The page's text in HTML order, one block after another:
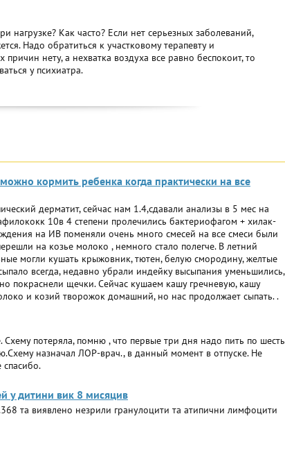
нагрузке? Как часто? Если нет серьезных заболеваний,
Надо обратиться к участковому терапевту и
причин нету, а нехватка воздуха все равно беспокоит, то
у психиатра.
кормить ребенка когда практически на все
дерматит, сейчас нам 1.4,сдавали анализы в 5 мес на
10в 4 степени пролечились бактериофагом + хилак-
на ИВ поменяли очень много смесей на все смеси были
на козье молоко , немного стало полегче. В летний
могли кушать крыжовник, тютен, белую смородину, желтые
всегда, недавно убрали индейку высыпания уменьшились,
покраснели щечки. Сейчас кушаем кашу гречневую, кашу
и козий творожок домашний, но нас продолжает сыпать. .
потеряла, помню , что первые три дня надо пить по шесть
назначал ЛОР-врач., в данный момент в отпуске. Не
у дитини вик 8 мисяцив
та виявлено незрили гранулоцити та атипични лимфоцити